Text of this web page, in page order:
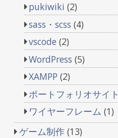
pukiwiki (2)
sass・scss (4)
vscode (2)
WordPress (5)
XAMPP (2)
ポートフォリオサイト
ワイヤーフレーム (1)
ゲーム制作(13)